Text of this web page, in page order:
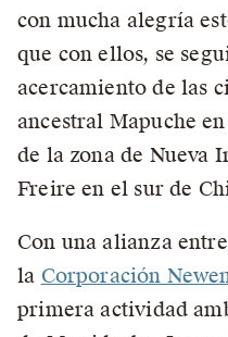
con mucha alegría
que con ellos, se
acercamiento de las
ancestral Mapuche
de la zona de Nueva
Freire en el sur de
Con una alianza
la Corporación
primera actividad